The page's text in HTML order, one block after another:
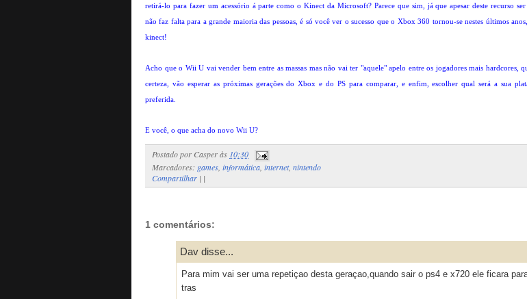
retirá-lo para fazer um acessório á parte como o Kinect da Microsoft? Parece que sim, já que apesar deste recurso ser
não faz falta para a grande maioria das pessoas, é só você ver o sucesso que o Xbox 360 tornou-se nestes últimos
kinect!
Acho que o Wii U vai vender bem entre as massas mas não vai ter "aquele" apelo entre os jogadores mais hardcores,
certeza, vão esperar as próximas gerações do Xbox e do PS para comparar, e enfim, escolher qual será a sua
preferida.
E você, o que acha do novo Wii U?
Postado por Casperàs 10:30
Marcadores: games informática internet, nintendo
Compartilhar | |
1 comentários:
Dav disse...
Para mim vai ser uma repetiçao desta geraçao,quando sair o ps4 e x720 ele ficara
tras